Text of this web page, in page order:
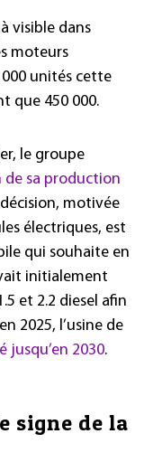
visible dans
moteurs
unités cette
que 450 000.
le groupe
de sa production
motivée
électriques, est
qui souhaite en
initialement
et 2.2 diesel afin
2025, l’usine de
2030.
signe de la